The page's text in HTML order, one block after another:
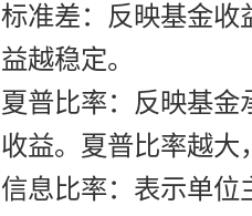
标准差：反映基金收
益越稳定。
夏普比率：反映基金
收益。夏普比率越大
信息比率：表示单位